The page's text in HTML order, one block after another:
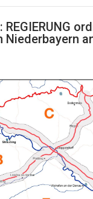
REGIERUNG
Niederbayern